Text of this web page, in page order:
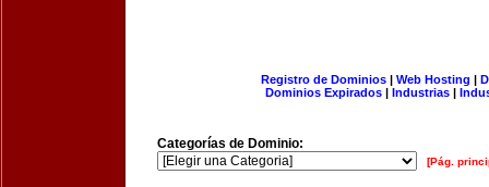
Registro de Dominios| Web Hosting |
Dominios Expirados | Industrias |
Categorías de Dominio:
[Pág.